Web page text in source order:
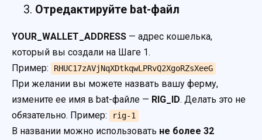
Отредактируйте bat-файл
YOUR_WALLET_ADDRESS — адрес кошелька,
который вы создали на Шаге 1.
Пример:
RHUC17zAVjNqXDtkqwLPRvQ2XgoRZsXeeG
При желании вы можете назвать вашу ферму,
измените ее имя в bat-файле — RIG_ID. Делать это не
обязательно. Пример:
rig-1
В названии можно использовать не более 32